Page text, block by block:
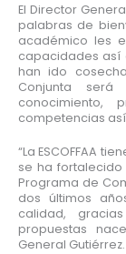
El Director
palabras de
académico les
capacidades así
han ido
Conjunta
conocimiento,
competencias
“La ESCOFFAA
se ha
Programa de
dos últimos
calidad,
propuestas
General Gutiérrez.